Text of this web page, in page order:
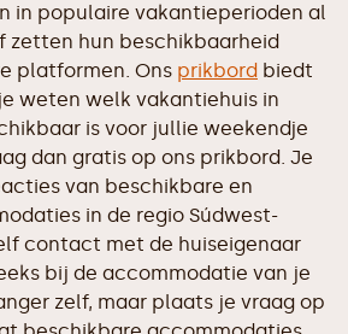
in populaire vakantieperioden al
zetten hun beschikbaarheid
platformen. Ons prikbord biedt
weten welk vakantiehuis in
is voor jullie weekendje
dan gratis op ons prikbord. Je
van beschikbare en
in de regio Súdwest-
contact met de huiseigenaar
bij de accommodatie van je
zelf, maar plaats je vraag op